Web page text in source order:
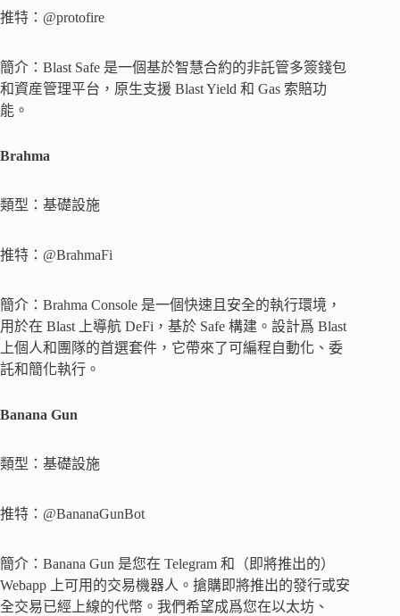
推特：@protofire
簡介：Blast Safe 是一個基於智慧合約的非託管多簽錢包
和資産管理平台，原生支援 Blast Yield 和 Gas 索賠功
能。
Brahma
類型：基礎設施
推特：@BrahmaFi
簡介：Brahma Console 是一個快速且安全的執行環境，
用於在 Blast 上導航 DeFi，基於 Safe 構建。設計爲 Blast
上個人和團隊的首選套件，它帶來了可編程自動化、委
託和簡化執行。
Banana Gun
類型：基礎設施
推特：@BananaGunBot
簡介：Banana Gun 是您在 Telegram 和（即將推出的）
Webapp 上可用的交易機器人。搶購即將推出的發行或安
全交易已經上線的代幣。我們希望成爲您在以太坊、